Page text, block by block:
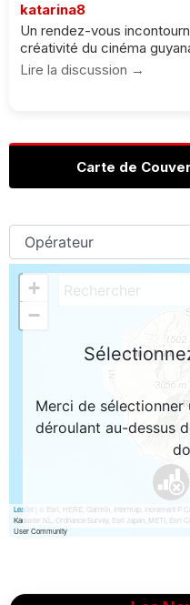
katarina8
Un rendez-vous
créativité du cinéma
Lire la discussion →
Carte de